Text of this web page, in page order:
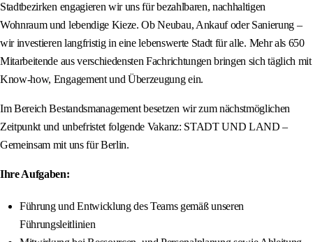
Stadtbezirken engagieren wir uns für bezahlbaren, nachhaltigen
Wohnraum und lebendige Kieze. Ob Neubau, Ankauf oder Sanierung –
wir investieren langfristig in eine lebenswerte Stadt für alle. Mehr als 650
Mitarbeitende aus verschiedensten Fachrichtungen bringen sich täglich mit
Know‑how, Engagement und Überzeugung ein.
Im Bereich Bestandsmanagement besetzen wir zum nächstmöglichen
Zeitpunkt und unbefristet folgende Vakanz: STADT UND LAND –
Gemeinsam mit uns für Berlin.
Ihre Aufgaben:
Führung und Entwicklung des Teams gemäß unseren
Führungsleitlinien